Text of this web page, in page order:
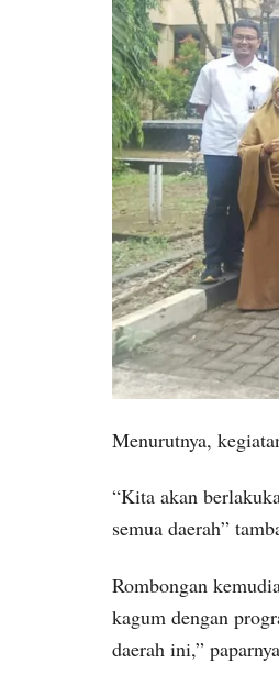
Menurutnya,
“Kita akan
semua daerah”
Rombongan
kagum dengan
daerah ini,” paparnya